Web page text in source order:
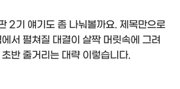
2기 얘기도 좀 나눠볼까요. 제목만으로
서 펼쳐질 대결이 살짝 머릿속에 그려
반 줄거리는 대략 이렇습니다.